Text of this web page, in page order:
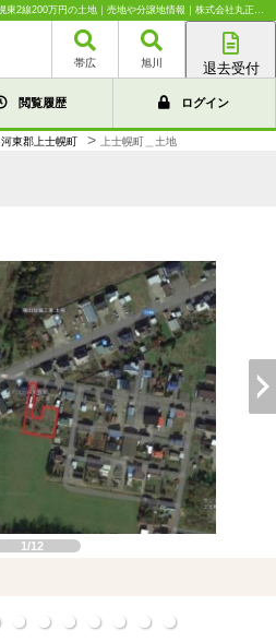
上士幌町＿土地 北海道河東郡上士幌町字上士幌東2線200万円の土地｜売地や分譲地情報｜株式会社丸正池田
帯広 旭川 退去受付
旭川店
閲覧履歴 ログイン
河東郡上士幌町 > 上士幌町＿土地
1/12